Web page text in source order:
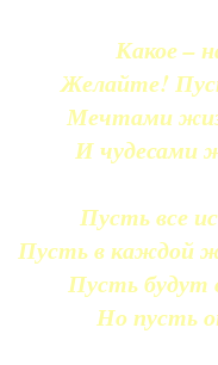
Какое –
Желайте!
Мечтами
И чудесами
Пусть все
Пусть в каждой
Пусть будут
Но пусть